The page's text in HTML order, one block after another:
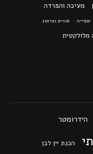
מעיכה והפרדה
שפייה תווית ומיתוג
מלולקטית
הידרומטר
הכנת יין לבן